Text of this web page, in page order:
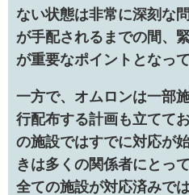
ない状態は非常に深刻な
が手配されるまでの間、
が重要なポイントとなって
一方で、オムロンは一部
行配布する計画も立てて
の施設ではすでに対応が
きは多くの関係者にとっ
全ての施設が対応済みで